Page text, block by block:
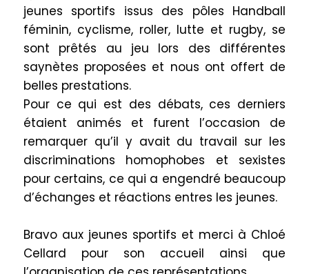
jeunes sportifs issus des pôles Handball
féminin, cyclisme, roller, lutte et rugby, se
sont prêtés au jeu lors des différentes
saynètes proposées et nous ont offert de
belles prestations.
Pour ce qui est des débats, ces derniers
étaient animés et furent l’occasion de
remarquer qu’il y avait du travail sur les
discriminations homophobes et sexistes
pour certains, ce qui a engendré beaucoup
d’échanges et réactions entres les jeunes.
Bravo aux jeunes sportifs et merci à Chloé
Cellard pour son accueil ainsi que